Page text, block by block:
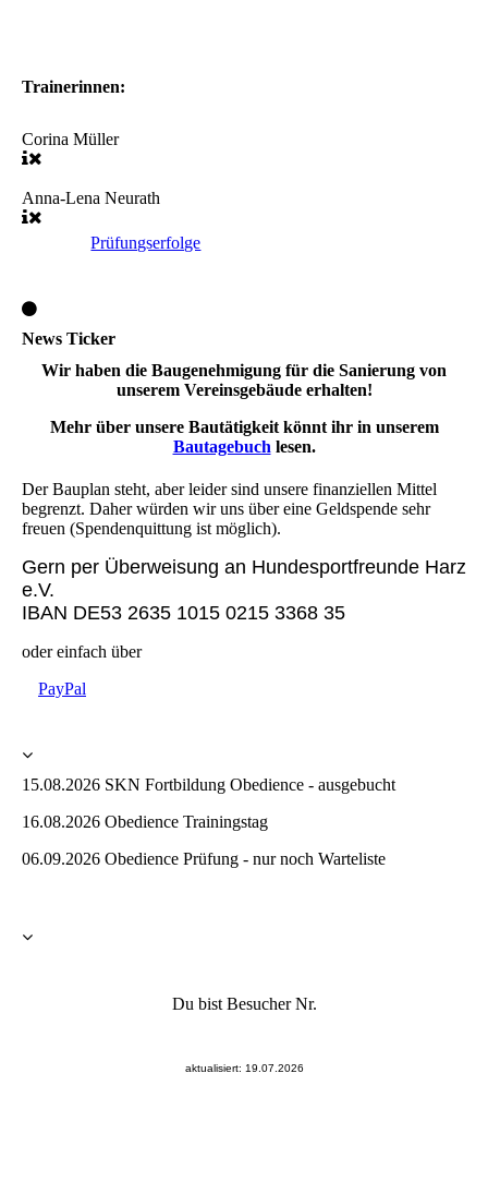
Trainerinnen:
Corina Müller
Anna-Lena Neurath
Prüfungserfolge
News Ticker
Wir haben die Baugenehmigung für die Sanierung von
unserem Vereinsgebäude erhalten!
Mehr über unsere Bautätigkeit könnt ihr in unserem
Bautagebuch lesen.
Der Bauplan steht, aber leider sind unsere finanziellen Mittel
begrenzt. Daher würden wir uns über eine Geldspende sehr
freuen (Spendenquittung ist möglich).
Gern per Überweisung an Hundesportfreunde Harz
e.V.
IBAN DE53 2635 1015 0215 3368 35
oder einfach über
PayPal
15.08.2026 SKN Fortbildung Obedience - ausgebucht
16.08.2026 Obedience Trainingstag
06.09.2026 Obedience Prüfung - nur noch Warteliste
Du bist Besucher Nr.
aktualisiert: 19.07.2026